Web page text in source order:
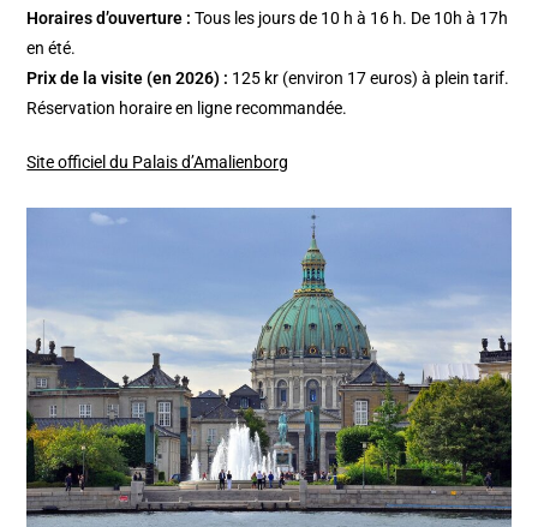
Horaires d’ouverture : Tous les jours de 10 h à 16 h. De 10h à 17h
en été.
Prix de la visite (en 2026) : 125 kr (environ 17 euros) à plein tarif.
Réservation horaire en ligne recommandée.
Site officiel du Palais d’Amalienborg